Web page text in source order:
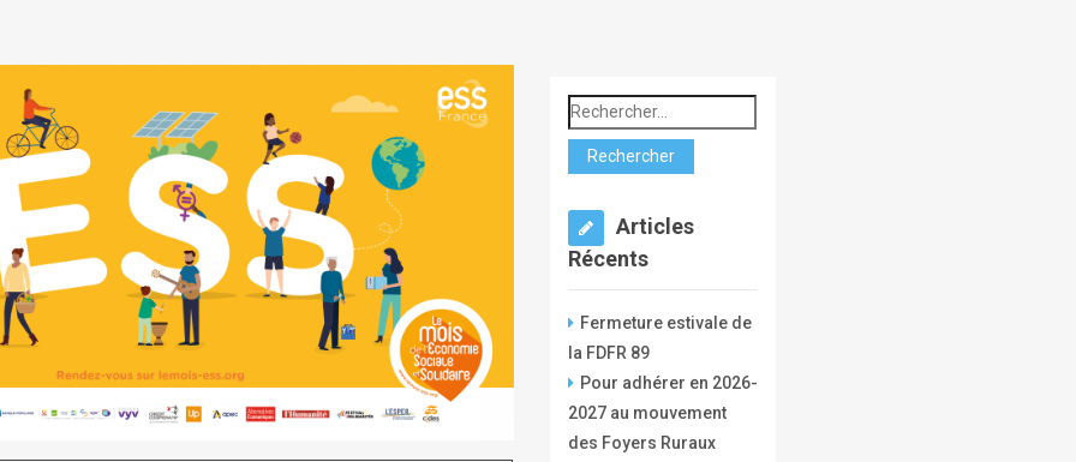
Articles
Récents
Fermeture estivale de
la FDFR 89
Pour adhérer en 2026-
2027 au mouvement
des Foyers Ruraux